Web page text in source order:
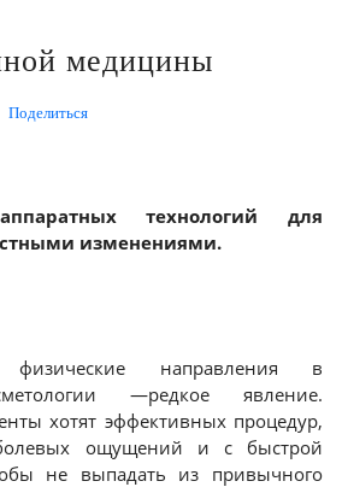
медицины
Поделиться
технологий для
изменениями.
направления в
—редкое явление.
хотят эффективных процедур,
ощущений и с быстрой
не выпадать из привычного